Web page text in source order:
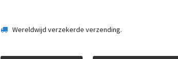
Wereldwijd verzekerde verzending.